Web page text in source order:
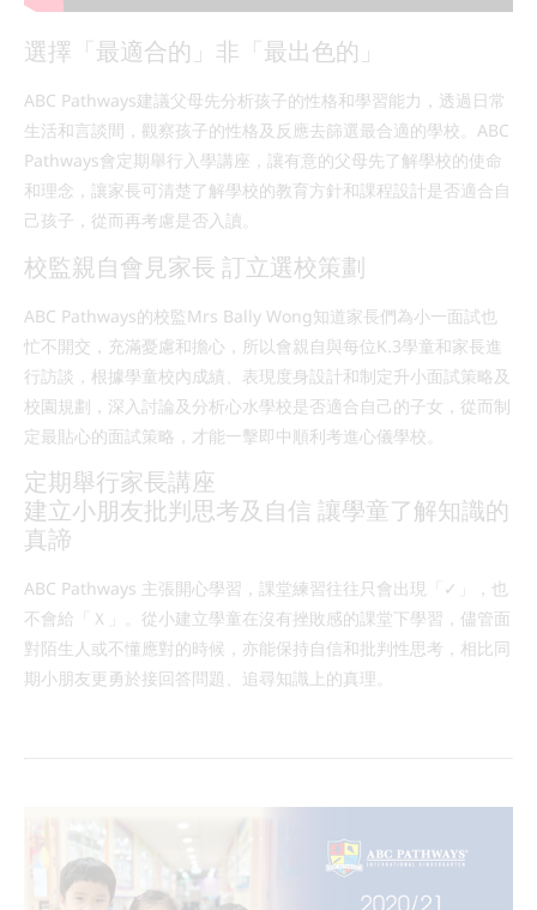
選擇「最適合的」非「最出色的」
ABC Pathways建議父母先分析孩子的性格和學習能力，透過日常
生活和言談間，觀察孩子的性格及反應去篩選最合適的學校。ABC
Pathways會定期舉行入學講座，讓有意的父母先了解學校的使命
和理念，讓家長可清楚了解學校的教育方針和課程設計是否適合自
己孩子，從而再考慮是否入讀。
校監親自會見家長 訂立選校策劃
ABC Pathways的校監Mrs Bally Wong知道家長們為小一面試也
忙不開交，充滿憂慮和擔心，所以會親自與每位K.3學童和家長進
行訪談，根據學童校內成績、表現度身設計和制定升小面試策略及
校園規劃，深入討論及分析心水學校是否適合自己的子女，從而制
定最貼心的面試策略，才能一擊即中順利考進心儀學校。
定期舉行家長講座
建立小朋友批判思考及自信 讓學童了解知識的
真諦
ABC Pathways 主張開心學習，課堂練習往往只會出現「✓」，也
不會給「Ｘ」。從小建立學童在沒有挫敗感的課堂下學習，儘管面
對陌生人或不懂應對的時候，亦能保持自信和批判性思考，相比同
期小朋友更勇於接回答問題、追尋知識上的真理。